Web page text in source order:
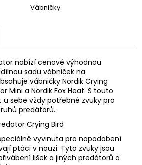
Vábničky
nabízí cenově výhodnou
sadu vábniček na
vábničky Nordik Crying
Mini a Nordik Fox Heat. S touto
sebe vždy potřebné zvuky pro
predátorů.
Crying Bird
vyvinuta pro napodobení
ptáci v nouzi. Tyto zvuky jsou
lišek a jiných predátorů a